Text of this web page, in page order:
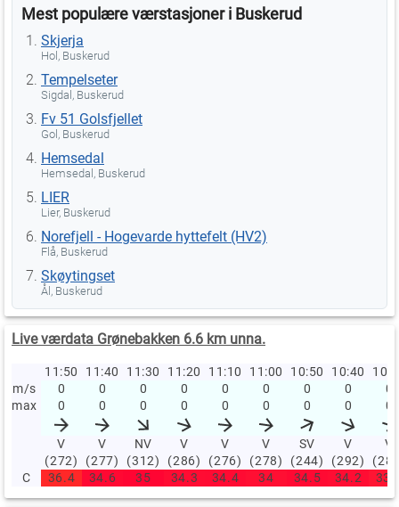
Mest populære værstasjoner i Buskerud
Skjerja
Hol, Buskerud
Tempelseter
Sigdal, Buskerud
Fv 51 Golsfjellet
Gol, Buskerud
Hemsedal
Hemsedal, Buskerud
LIER
Lier, Buskerud
Norefjell - Hogevarde hyttefelt (HV2)
Flå, Buskerud
Skøytingset
Ål, Buskerud
Live værdata Grønebakken 6.6 km unna.
11:50 11:40 11:30 11:20 11:10 11:00 10:50 10:40
m/s
0 0 0 0 0 0 0 0
0
max
0 0 0 0 0 0 0 0 0
V
(272)
V
(277)
NV
(312)
V
(286)
V
(276)
V
(278)
SV
(244)
V
(292)
V
C
36.4 34.6 35 34.3 34.4 34 34.5 34.2